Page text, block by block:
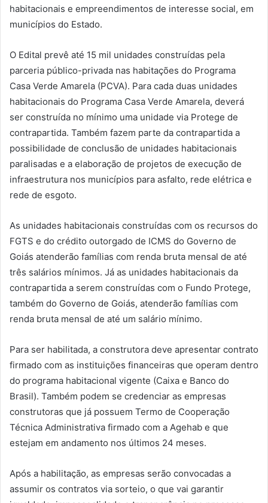
habitacionais e empreendimentos de interesse social, em
municípios do Estado.
O Edital prevê até 15 mil unidades construídas pela
parceria público-privada nas habitações do Programa
Casa Verde Amarela (PCVA). Para cada duas unidades
habitacionais do Programa Casa Verde Amarela, deverá
ser construída no mínimo uma unidade via Protege de
contrapartida. Também fazem parte da contrapartida a
possibilidade de conclusão de unidades habitacionais
paralisadas e a elaboração de projetos de execução de
infraestrutura nos municípios para asfalto, rede elétrica e
rede de esgoto.
As unidades habitacionais construídas com os recursos do
FGTS e do crédito outorgado de ICMS do Governo de
Goiás atenderão famílias com renda bruta mensal de até
três salários mínimos. Já as unidades habitacionais da
contrapartida a serem construídas com o Fundo Protege,
também do Governo de Goiás, atenderão famílias com
renda bruta mensal de até um salário mínimo.
Para ser habilitada, a construtora deve apresentar contrato
firmado com as instituições financeiras que operam dentro
do programa habitacional vigente (Caixa e Banco do
Brasil). Também podem se credenciar as empresas
construtoras que já possuem Termo de Cooperação
Técnica Administrativa firmado com a Agehab e que
estejam em andamento nos últimos 24 meses.
Após a habilitação, as empresas serão convocadas a
assumir os contratos via sorteio, o que vai garantir